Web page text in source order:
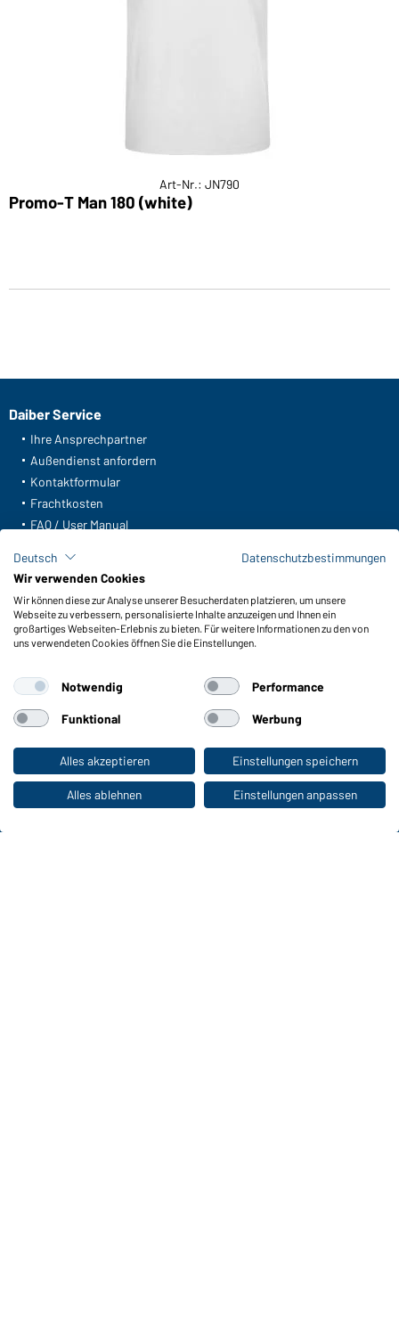
Zum Privatkunden-Shop
Art-Nr.: JN790
Promo-T Man 180 (white)
Daiber Service
Ihre Ansprechpartner
Außendienst anfordern
Kontaktformular
Frachtkosten
FAQ / User Manual
Meldeportal nach Hinweisgeberschutz
Funktionen & Pflege
Produkteigenschaften
Pflegehinweise
Farben
WORKWEAR COLLECTION
Die ideale Wahl für Professionals: Kollektionen
entdecken!
Deutsch
Datenschutzbestimmungen
Wir verwenden Cookies
Wir können diese zur Analyse unserer Besucherdaten platzieren, um unsere
Webseite zu verbessern, personalisierte Inhalte anzuzeigen und Ihnen ein
großartiges Webseiten-Erlebnis zu bieten. Für weitere Informationen zu den von
uns verwendeten Cookies öffnen Sie die Einstellungen.
Notwendig Performance
Funktional Werbung
Alles akzeptieren Einstellungen speichern
Alles ablehnen Einstellungen anpassen